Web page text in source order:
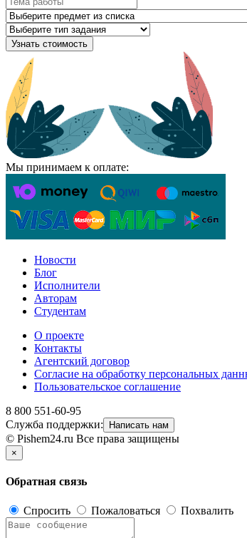
Узнать стоимость
Мы принимаем к оплате:
Новости
Блог
Исполнители
Авторам
Студентам
О проекте
Контакты
Агентский договор
Согласие на обработку персональных
Пользовательское соглашение
8 800 551-60-95
Служба поддержки:
Написать нам
© Pishem24.ru Все права защищены
×
Обратная связь
Спросить Пожаловаться Похвалить